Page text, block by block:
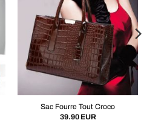
Sac Fourre Tout Croco
39.90 EUR